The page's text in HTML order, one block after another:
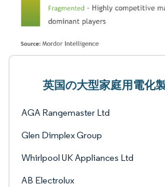
英国の大型家庭用電化
AGA Rangemaster Ltd
Glen Dimplex Group
Whirlpool UK Appliances Ltd
AB Electrolux